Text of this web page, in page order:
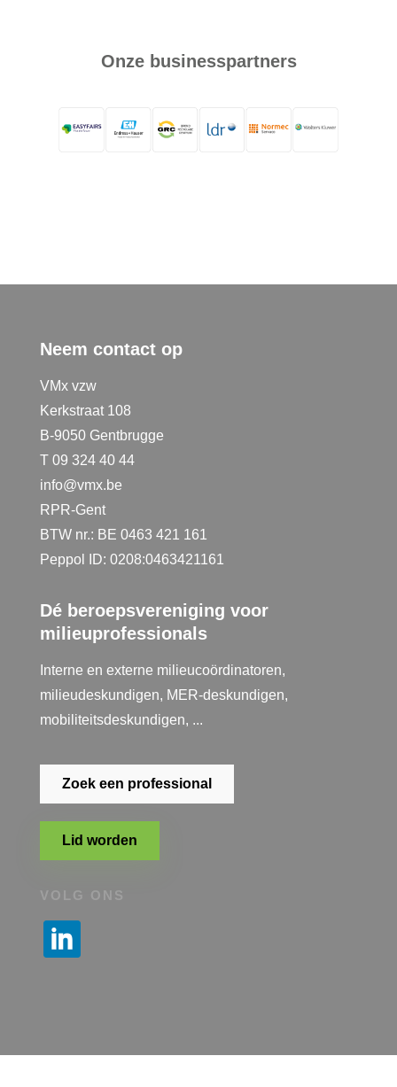
Onze businesspartners
Neem contact op
VMx vzw
Kerkstraat 108
B-9050 Gentbrugge
T 09 324 40 44
info@vmx.be
RPR-Gent
BTW nr.: BE 0463 421 161
Peppol ID: 0208:0463421161
Dé beroepsvereniging voor
milieuprofessionals
Interne en externe milieucoördinatoren,
milieudeskundigen, MER-deskundigen,
mobiliteitsdeskundigen, ...
Zoek een professional
Lid worden
VOLG ONS